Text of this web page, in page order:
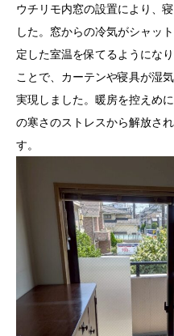
ウチリモ内窓の設置により、
した。窓からの冷気がシャッ
定した室温を保てるようにな
ことで、カーテンや寝具が湿
実現しました。暖房を控えめ
の寒さのストレスから解放さ
す。